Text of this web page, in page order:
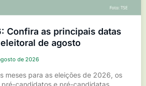
Confira as principais datas
de agosto
de 2026
meses para as eleições de 2026, os
candidatos e pré-candidatas